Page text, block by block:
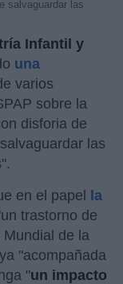
salvaguardar las
Infantil y
una
varios
sobre la
disforia de
las
en el papel la
trastorno de
de la
"acompañada
"un impacto